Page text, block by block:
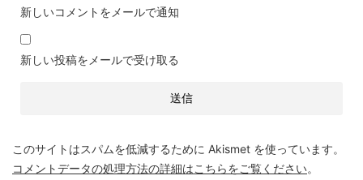
新しいコメントをメールで通知
新しい投稿をメールで受け取る
このサイトはスパムを低減するために Akismet を使っています。
コメントデータの処理方法の詳細はこちらをご覧ください。